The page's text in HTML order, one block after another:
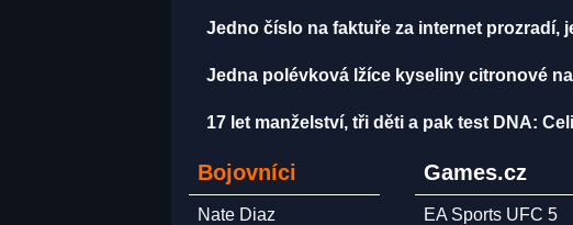
Jedno číslo na faktuře za internet prozradí,
Jedna polévková lžíce kyseliny citronové
17 let manželství, tři děti a pak test DNA:
Bojovníci
Nate Diaz
Games.cz
EA Sports UFC 5